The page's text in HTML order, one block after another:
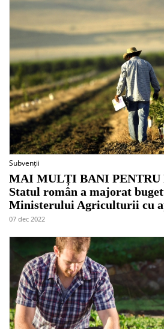
Subvenții
MAI MULȚI BANI PENTRU
Statul român a majorat
Ministerului Agriculturii cu
07 dec 2022